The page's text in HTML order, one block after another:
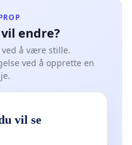
endre?
å være stille.
ved å opprette en
vil se